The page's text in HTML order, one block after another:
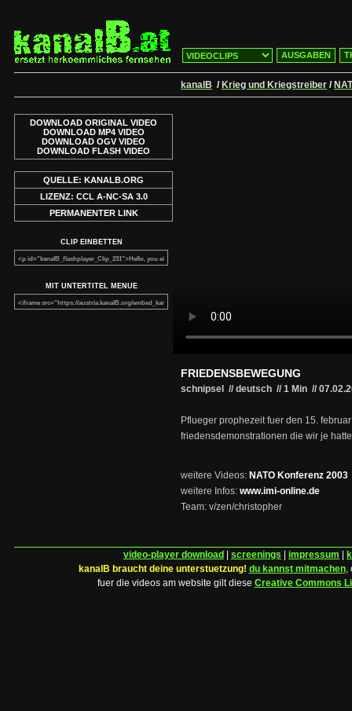
AUSGABEN
kanalB / Krieg und Kriegstreiber /
DOWNLOAD ORIGINAL VIDEO
DOWNLOAD MP4 VIDEO
DOWNLOAD OGV VIDEO
DOWNLOAD FLASH VIDEO
QUELLE: KANALB.ORG
LIZENZ: CCL A-NC-SA 3.0
PERMANENTER LINK
CLIP EINBETTEN
MIT UNTERTITEL MENUE
FRIEDENSBEWEGUNG
schnipsel // deutsch // 1 Min //
Pflueger prophezeit fuer den 15.
friedensdemonstrationen die wir je
weitere Videos: NATO Konferenz 2003
weitere Infos: www.imi-online.de
Team: v/zen/christopher
video-player download screenings impressum
kanalB braucht deine unterstuetzung! du kannst mitmachen,
fuer die videos am website gilt diese Creative Commons